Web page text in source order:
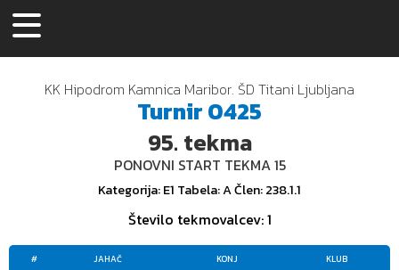
KK Hipodrom Kamnica Maribor. ŠD Titani Ljubljana
Turnir0425
95. tekma
PONOVNI START TEKMA 15
Kategorija: E1 Tabela: AČlen: 238.1.1
Število tekmovalcev: 1
# JAHAČ KONJ KLUB